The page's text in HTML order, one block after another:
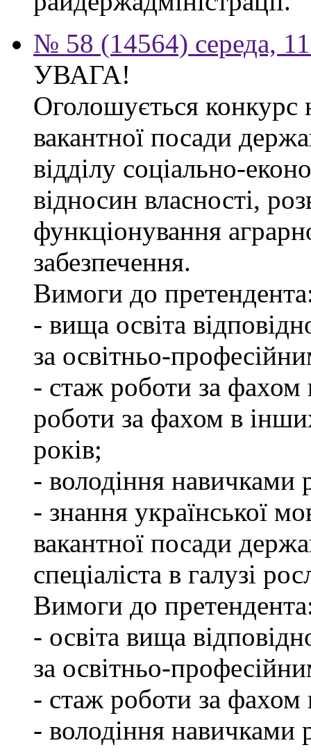
№ 58 (14564) середа,
УВАГА!
Оголошується конкурс
вакантної посади
відділу соціально-
відносин власності,
функціонування
забезпечення.
Вимоги до
- вища освіта
за освітньо-
- стаж роботи за
роботи за фахом в
років;
- володіння навичками
- знання української
вакантної посади
спеціаліста в галузі
Вимоги до
- освіта вища
за освітньо-
- стаж роботи за
- володіння навичками